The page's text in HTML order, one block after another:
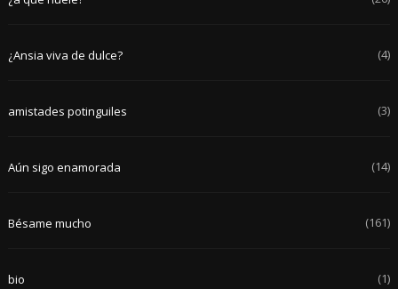
¿Ansia viva de dulce? (4)
amistades potinguiles (3)
Aún sigo enamorada (14)
Bésame mucho (161)
bio (1)